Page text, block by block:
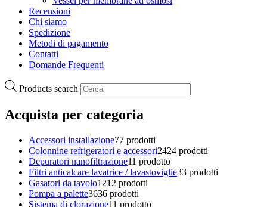
Recensioni
Chi siamo
Spedizione
Metodi di pagamento
Contatti
Domande Frequenti
Products search
Acquista per categoria
Accessori installazione77 prodotti
Colonnine refrigeratori e accessori2424 prodotti
Depuratori nanofiltrazione11 prodotto
Filtri anticalcare lavatrice / lavastoviglie33 prodotti
Gasatori da tavolo1212 prodotti
Pompa a palette3636 prodotti
Sistema di clorazione11 prodotto